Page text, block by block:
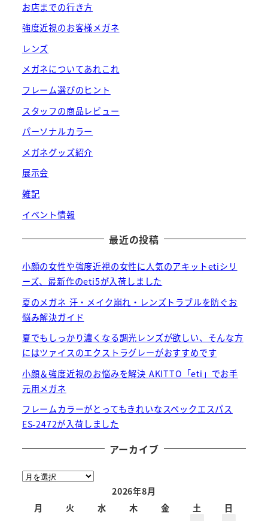
お店までの行き方
強度近視のお客様メガネ
レンズ
メガネについてあれこれ
フレーム選びのヒント
スタッフの商品レビュー
パーソナルカラー
メガネグッズ紹介
展示会
雑記
イベント情報
最近の投稿
小顔の女性や強度近視の女性に人気のアキットetiシリ
ーズ、最新作のeti5が入荷しました
夏のメガネ 汗・メイク崩れ・レンズトラブルを防ぐお
悩み解決ガイド
夏でもしっかり濃くなる調光レンズが欲しい、そんな方
にはツァイスのエクストラグレーがおすすめです
小顔＆強度近視のお悩みを解決 AKITTO「eti」でお手
元用メガネ
フレームカラーがとってもきれいなスペックエスパス
ES-2472が入荷しました
アーカイブ
ア
2026年8月
月
火 水 木 金 土
日